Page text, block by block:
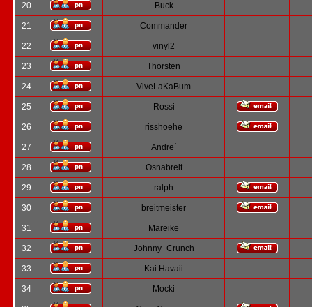
20 Buck
21 Commander
22 vinyl2
23 Thorsten
24 ViveLaKaBum
25 Rossi
26 risshoehe
27 Andre´
28 Osnabreit
29 ralph
30 breitmeister
31 Mareike
32 Johnny_Crunch
33 Kai Havaii
34 Mocki